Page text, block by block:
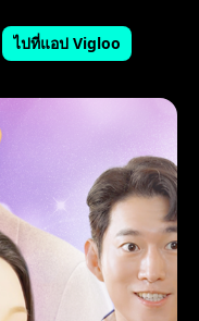
ไปที่แอป Vigloo